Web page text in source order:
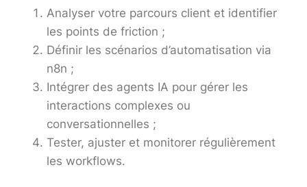
Analyser votre parcours client et identifier
les points de friction ;
Définir les scénarios d’automatisation via
n8n ;
Intégrer des agents IA pour gérer les
interactions complexes ou
conversationnelles ;
Tester, ajuster et monitorer régulièrement
les workflows.